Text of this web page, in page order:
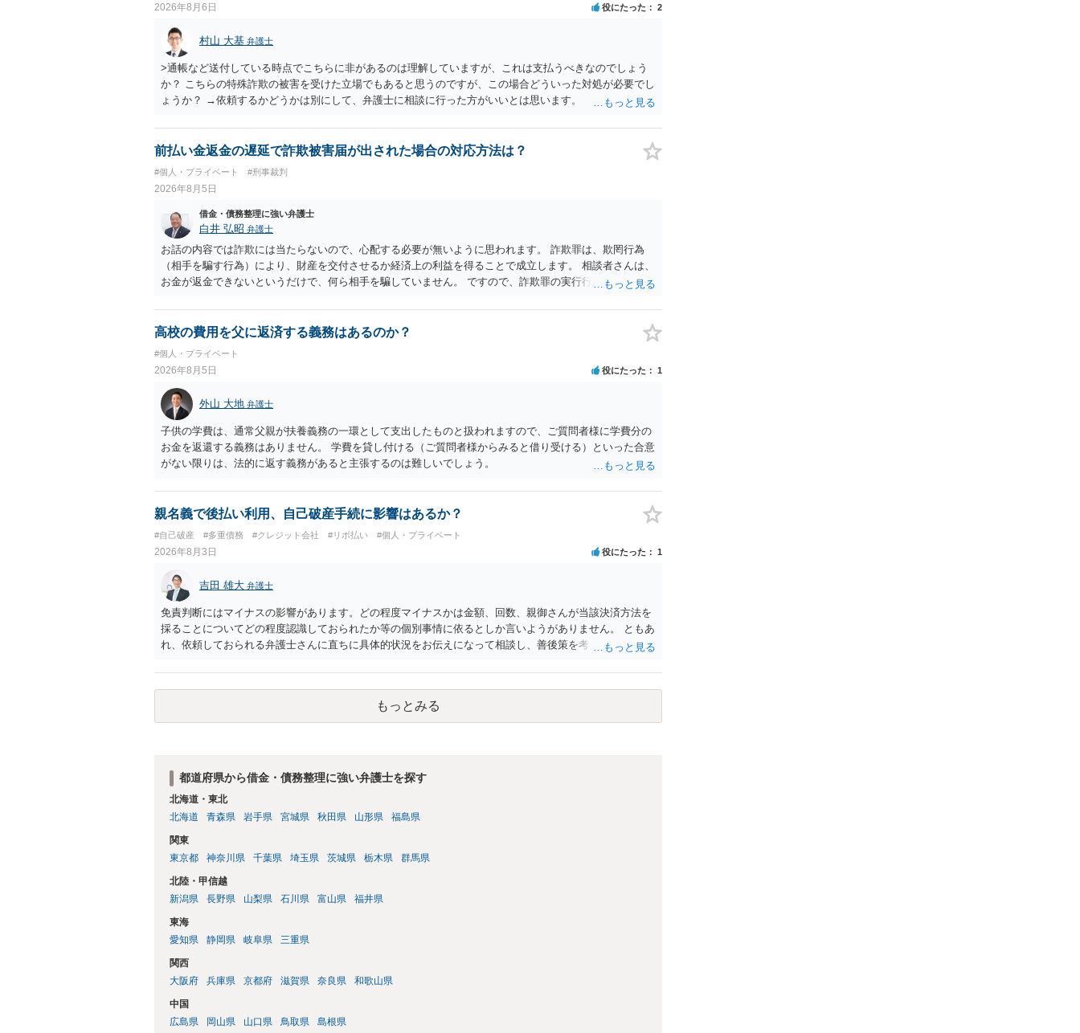
2026年8月6日 役にたった 2
村山 大基 弁護士
>通帳など送付している時点でこちらに非があるのは理解していますが、これは支払うべきなのでしょう
か？ こちらの特殊詐欺の被害を受けた立場でもあると思うのですが、この場合どういった対処が必要でし
ょうか？ →依頼するかどうかは別にして、弁護士に相談に行った方がいいとは思います。 そもそも、
とは可能でしょうか？ →一般的には難しいです。相談者さんも１００万円の被害を受けたとして、１円も
払わないで和解したいと言われたら、 できるだけ重い刑罰を与えて欲しい、と思われるのではないでし
だ、弁護士費用かけるならその分賠償に回すことも考えられるので、 兼ね合いは考えてみましょう。
前払い金返金の遅延で詐欺被害届が出された場合の対応方法は？
#個人・プライベート #刑事裁判
2026年8月5日
借金・債務整理に強い弁護士
白井 弘昭 弁護士
お話の内容では詐欺には当たらないので、心配する必要が無いように思われます。 詐欺罪は、欺罔行為
（相手を騙す行為）により、財産を交付させるか経済上の利益を得ることで成立します。 相談者さんは、
お金が返金できないというだけで、何ら相手を騙していません。 ですので、詐欺罪の実行行為性が無く罪
を述べた場合は、捜査はあるかもしれません。 ただし、捜査において、真実を説明すれば、「ちゃんと返
しなさいよ」程度の注意で済むことだと思われます。 また、返せるお金が無いのであれば、返せないのは
高校の費用を父に返済する義務はあるのか？
#個人・プライベート
2026年8月5日 役にたった 1
外山 大地 弁護士
子供の学費は、通常父親が扶養義務の一環として支出したものと扱われますので、ご質問者様に学費分の
お金を返還する義務はありません。 学費を貸し付ける（ご質問者様からみると借り受ける）といった合意
がない限りは、法的に返す義務があると主張するのは難しいでしょう。
親名義で後払い利用、自己破産手続に影響はあるか？
#自己破産 #多重債務 #クレジット会社 #リボ払い #個人・プライベート
2026年8月3日 役にたった 1
吉田 雄大 弁護士
免責判断にはマイナスの影響があります。どの程度マイナスかは金額、回数、親御さんが当該決済方法を
採ることについてどの程度認識しておられたか等の個別事情に依るとしか言いようがありません。 ともあ
れ、依頼しておられる弁護士さんに直ちに具体的状況をお伝えになって相談し、善後策を考えることをお
もっとみる
都道府県から借金・債務整理に強い弁護士を探す
北海道・東北
北海道
青森県 岩手県 宮城県 秋田県 山形県 福島県
関東
東京都
神奈川県 千葉県 埼玉県 茨城県 栃木県 群馬県
北陸・甲信越
新潟県
長野県 山梨県 石川県 富山県 福井県
東海
愛知県
静岡県 岐阜県 三重県
関西
大阪府
兵庫県 京都府 滋賀県 奈良県 和歌山県
中国
広島県
岡山県 山口県 鳥取県 島根県